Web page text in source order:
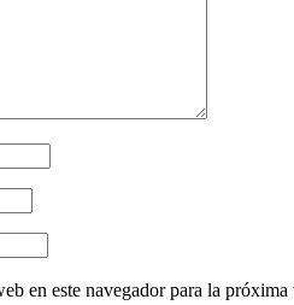
en este navegador para la próxima